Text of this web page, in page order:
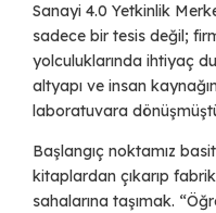
Sanayi 4.0 Yetkinlik
sadece bir tesis değil;
yolculuklarında ihtiyaç
altyapı ve insan
laboratuvara
Başlangıç noktamız
kitaplardan çıkarıp
sahalarına taşımak.